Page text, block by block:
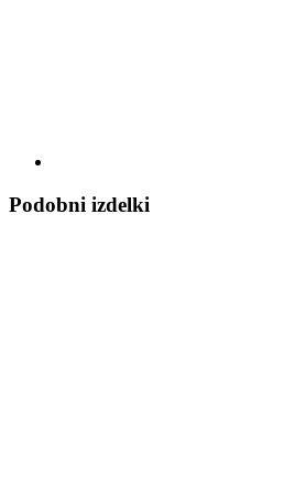
Podobni izdelki